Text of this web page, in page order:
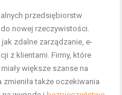
przedsiębiorstw
nowej rzeczywistości.
zdalne zarządzanie, e-
z klientami. Firmy, które
większe szanse na
także oczekiwania